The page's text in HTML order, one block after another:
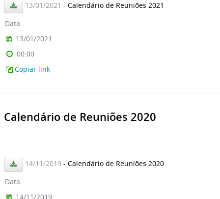
13/01/2021 - Calendário de Reuniões 2021
Data
13/01/2021
00:00
Copiar link
Calendário de Reuniões 2020
14/11/2019 - Calendário de Reuniões 2020
Data
14/11/2019